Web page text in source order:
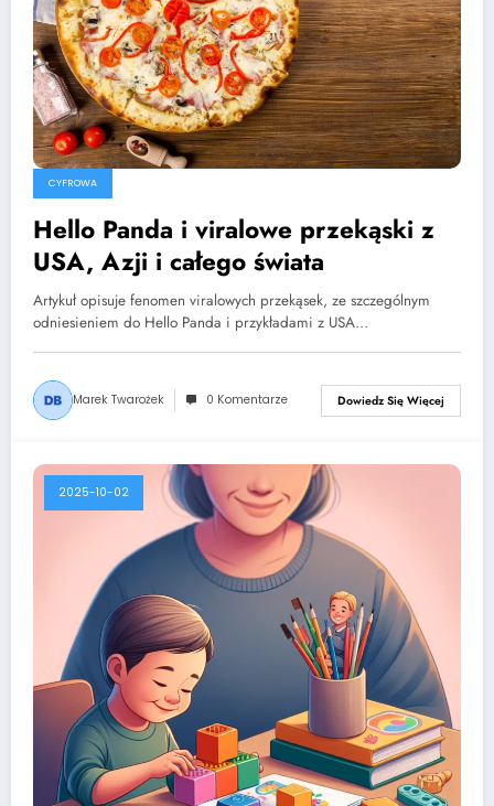
CYFROWA
Hello Panda i viralowe przekąski z
USA, Azji i całego świata
Artykuł opisuje fenomen viralowych przekąsek, ze szczególnym
odniesieniem do Hello Panda i przykładami z USA…
Marek Twarożek 0 Komentarze Dowiedz Się Więcej
2025-10-02